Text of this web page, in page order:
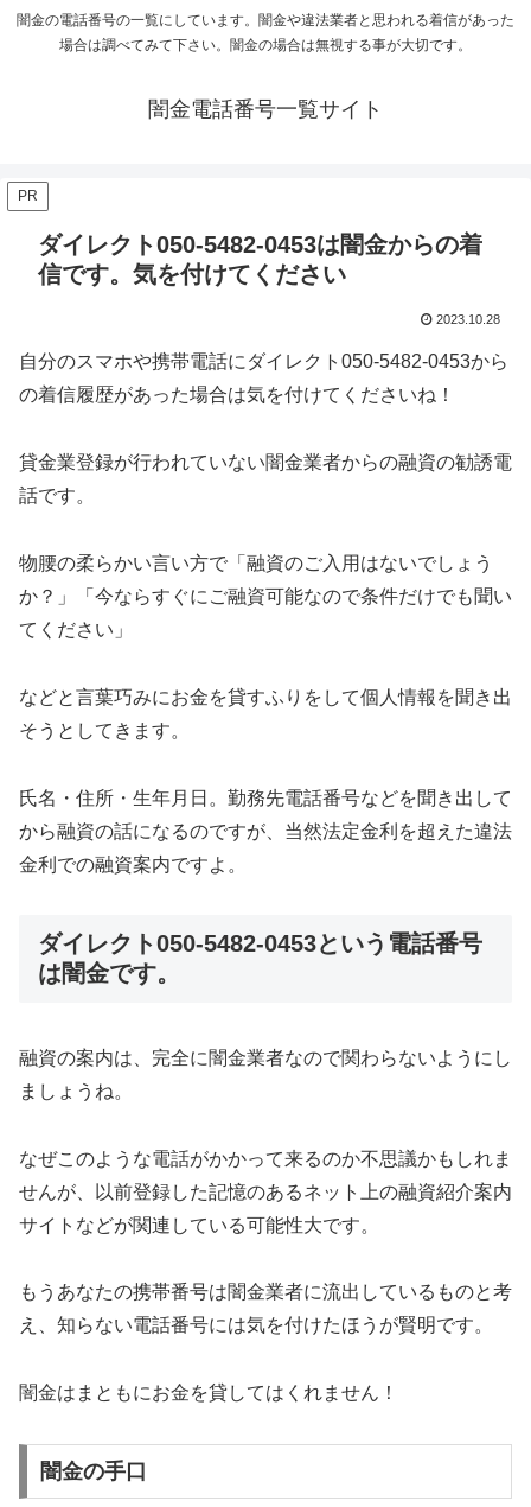
闇金の電話番号の一覧にしています。闇金や違法業者と思われる着信があった
場合は調べてみて下さい。闇金の場合は無視する事が大切です。
闇金電話番号一覧サイト
PR
ダイレクト050-5482-0453は闇金からの着
信です。気を付けてください
2023.10.28
自分のスマホや携帯電話にダイレクト050-5482-0453から
の着信履歴があった場合は気を付けてくださいね！
貸金業登録が行われていない闇金業者からの融資の勧誘電
話です。
物腰の柔らかい言い方で「融資のご入用はないでしょう
か？」「今ならすぐにご融資可能なので条件だけでも聞い
てください」
などと言葉巧みにお金を貸すふりをして個人情報を聞き出
そうとしてきます。
氏名・住所・生年月日。勤務先電話番号などを聞き出して
から融資の話になるのですが、当然法定金利を超えた違法
金利での融資案内ですよ。
ダイレクト050-5482-0453という電話番号
は闇金です。
融資の案内は、完全に闇金業者なので関わらないようにし
ましょうね。
なぜこのような電話がかかって来るのか不思議かもしれま
せんが、以前登録した記憶のあるネット上の融資紹介案内
サイトなどが関連している可能性大です。
もうあなたの携帯番号は闇金業者に流出しているものと考
え、知らない電話番号には気を付けたほうが賢明です。
闇金はまともにお金を貸してはくれません！
闇金の手口